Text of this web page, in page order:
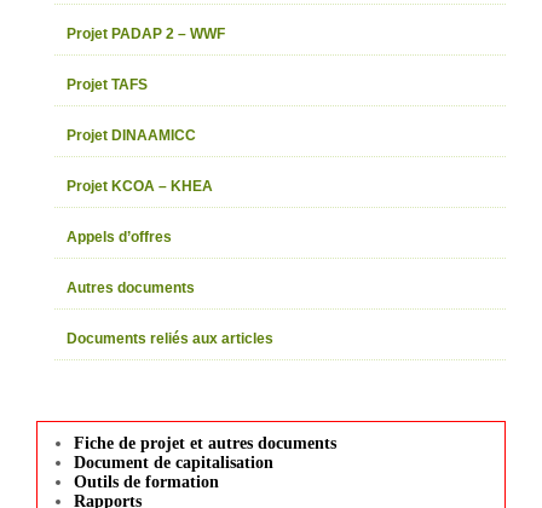
Projet PADAP 2 – WWF
Projet TAFS
Projet DINAAMICC
Projet KCOA – KHEA
Appels d’offres
Autres documents
Documents reliés aux articles
Fiche de projet et autres documents
Document de capitalisation
Outils de formation
Rapports